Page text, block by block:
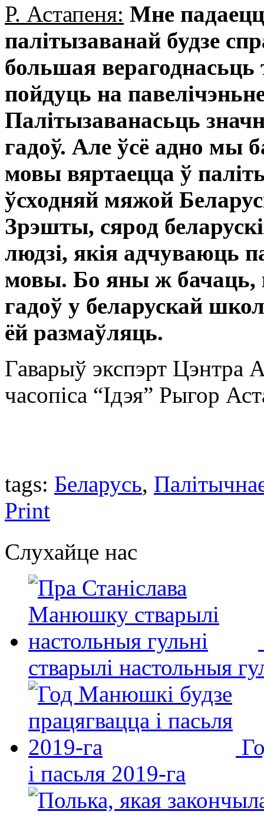
Р. Астапеня: Мне
палітызаванай будзе
большая верагоднасьць
пойдуць на
Палітызаванасьць
гадоў. Але ўсё адно мы
мовы вяртаецца ў
ўсходняй мяжой
Зрэшты, сярод
людзі, якія адчуваюць
мовы. Бо яны ж бачаць,
гадоў у беларускай
ёй размаўляць.
Гаварыў экспэрт Цэнтра
часопіса “Ідэя” Рыгор
tags: Беларусь,
Print
Слухайце нас
стварылі настольныя
і пасьля 2019-га